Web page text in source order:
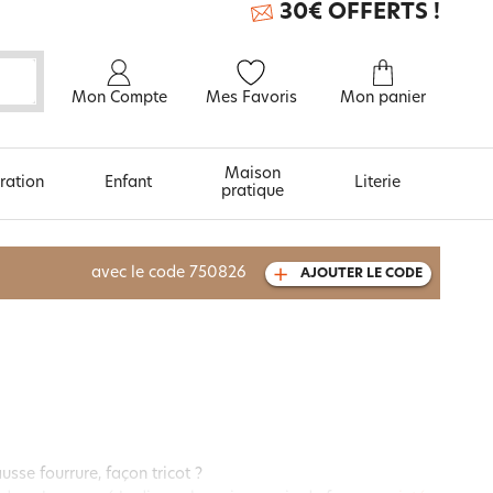
Mon Compte Mes Favoris Mon panier
30€ OFFERTS !
À découvrir aussi
Enfant
Maison
pratique
Literie
avec le code 750826 AJOUTER LE CODE
fourrure, façon tricot ?